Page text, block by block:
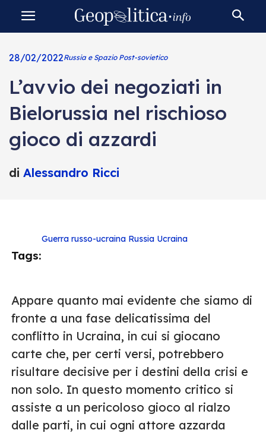
28/02/2022Russia e Spazio Post-sovietico
L’avvio dei negoziati in
Bielorussia nel rischioso
gioco di azzardi
di Alessandro Ricci
Tags:
Guerra russo-ucraina Russia Ucraina
Appare quanto mai evidente che siamo di
fronte a una fase delicatissima del
conflitto in Ucraina, in cui si giocano
carte che, per certi versi, potrebbero
risultare decisive per i destini della crisi e
non solo. In questo momento critico si
assiste a un pericoloso gioco al rialzo
dalle parti, in cui ogni attore azzarda